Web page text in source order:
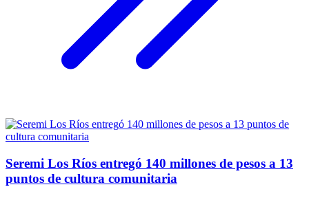
Seremi Los Ríos entregó 140 millones de pesos a 13
puntos de cultura comunitaria